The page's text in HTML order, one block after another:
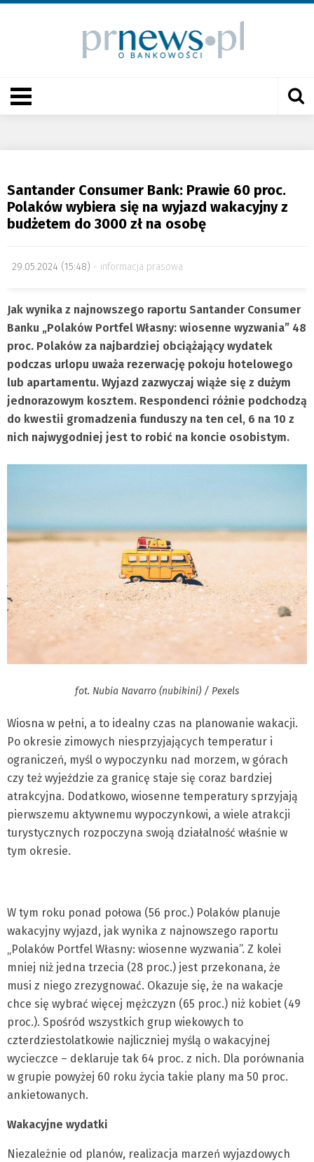
Santander Consumer Bank: Prawie 60 proc.
Polaków wybiera się na wyjazd wakacyjny z
budżetem do 3000 zł na osobę
29.05.2024 (15:48) informacja prasowa
Jak wynika z najnowszego raportu Santander Consumer
Banku „Polaków Portfel Własny: wiosenne wyzwania” 48
proc. Polaków za najbardziej obciążający wydatek
podczas urlopu uważa rezerwację pokoju hotelowego
lub apartamentu. Wyjazd zazwyczaj wiąże się z dużym
jednorazowym kosztem. Respondenci różnie podchodzą
do kwestii gromadzenia funduszy na ten cel, 6 na 10 z
nich najwygodniej jest to robić na koncie osobistym.
fot. Nubia Navarro (nubikini) / Pexels
Wiosna w pełni, a to idealny czas na planowanie wakacji.
Po okresie zimowych niesprzyjających temperatur i
ograniczeń, myśl o wypoczynku nad morzem, w górach
czy też wyjeździe za granicę staje się coraz bardziej
atrakcyjna. Dodatkowo, wiosenne temperatury sprzyjają
pierwszemu aktywnemu wypoczynkowi, a wiele atrakcji
turystycznych rozpoczyna swoją działalność właśnie w
tym okresie.
W tym roku ponad połowa (56 proc.) Polaków planuje
wakacyjny wyjazd, jak wynika z najnowszego raportu
„Polaków Portfel Własny: wiosenne wyzwania”. Z kolei
mniej niż jedna trzecia (28 proc.) jest przekonana, że
musi z niego zrezygnować. Okazuje się, że na wakacje
chce się wybrać więcej mężczyzn (65 proc.) niż kobiet (49
proc.). Spośród wszystkich grup wiekowych to
czterdziestolatkowie najliczniej myślą o wakacyjnej
wycieczce – deklaruje tak 64 proc. z nich. Dla porównania
w grupie powyżej 60 roku życia takie plany ma 50 proc.
ankietowanych.
Wakacyjne wydatki
Niezależnie od planów, realizacja marzeń wyjazdowych